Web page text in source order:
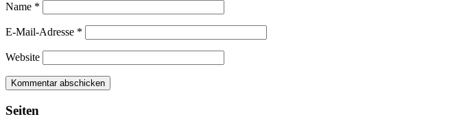
Name *
E-Mail-Adresse *
Website
Seiten